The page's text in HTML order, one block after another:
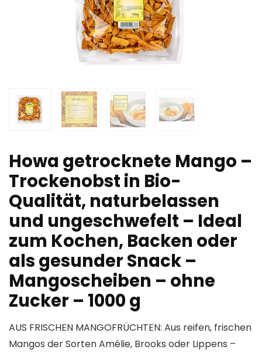
Howa getrocknete Mango –
Trockenobst in Bio-
Qualität, naturbelassen
und ungeschwefelt – Ideal
zum Kochen, Backen oder
als gesunder Snack –
Mangoscheiben – ohne
Zucker – 1000 g
AUS FRISCHEN MANGOFRÜCHTEN: Aus reifen, frischen
Mangos der Sorten Amélie, Brooks oder Lippens –